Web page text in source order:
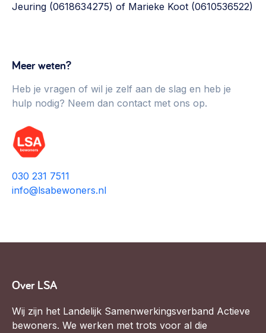
Jeuring (0618634275) of Marieke Koot (0610536522)
Meer weten?
Heb je vragen of wil je zelf aan de slag en heb je
hulp nodig? Neem dan contact met ons op.
030 231 7511
info@lsabewoners.nl
Over LSA
Wij zijn het Landelijk Samenwerkingsverband Actieve
bewoners. We werken met trots voor al die